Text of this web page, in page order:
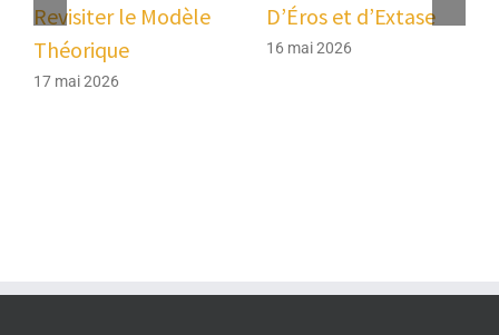
Revisiter le Modèle
Théorique
17 mai 2026
D’Éros et d’Extase
16 mai 2026